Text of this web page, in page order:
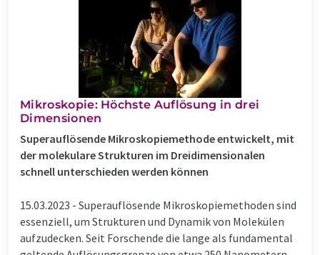
Mikroskopie: Höchste Auflösung in drei
Dimensionen
Superauflösende Mikroskopiemethode entwickelt, mit
der molekulare Strukturen im Dreidimensionalen
schnell unterschieden werden können
15.03.2023 - Superauflösende Mikroskopiemethoden sind
essenziell, um Strukturen und Dynamik von Molekülen
aufzudecken. Seit Forschende die lange als fundamental